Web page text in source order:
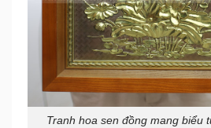
Tranh hoa sen đồng mang biểu